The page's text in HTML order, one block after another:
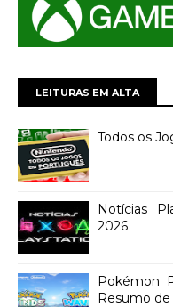
LEITURAS EM ALTA
Todos os
Notícias
2026
Pokémon
Resumo de